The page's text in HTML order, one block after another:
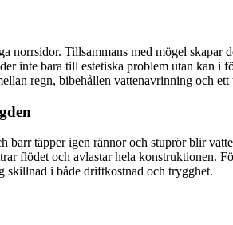
norrsidor. Tillsammans med mögel
inte bara till estetiska problem utan kan i
regn, bibehållen vattenavrinning och
barr täpper igen rännor och stuprör blir
flödet och avlastar hela konstruktionen.
skillnad i både driftkostnad och trygghet.